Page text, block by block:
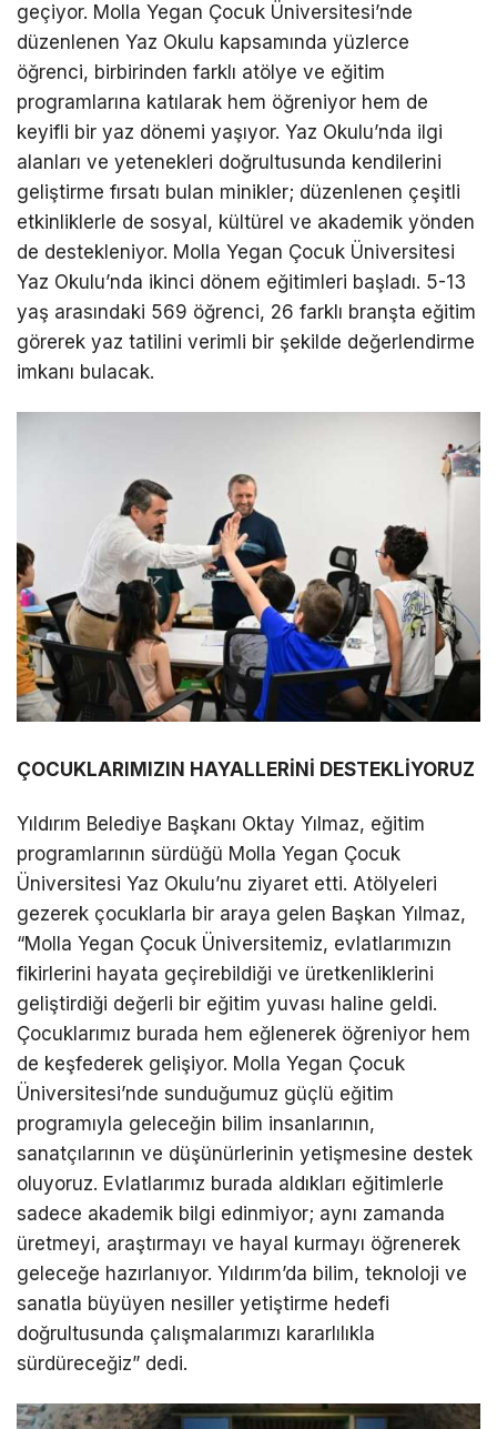
geçiyor. Molla Yegan Çocuk Üniversitesi’nde
düzenlenen Yaz Okulu kapsamında yüzlerce
öğrenci, birbirinden farklı atölye ve eğitim
programlarına katılarak hem öğreniyor hem de
keyifli bir yaz dönemi yaşıyor. Yaz Okulu’nda ilgi
alanları ve yetenekleri doğrultusunda kendilerini
geliştirme fırsatı bulan minikler; düzenlenen çeşitli
etkinliklerle de sosyal, kültürel ve akademik yönden
de destekleniyor. Molla Yegan Çocuk Üniversitesi
Yaz Okulu’nda ikinci dönem eğitimleri başladı. 5-13
yaş arasındaki 569 öğrenci, 26 farklı branşta eğitim
görerek yaz tatilini verimli bir şekilde değerlendirme
imkanı bulacak.
ÇOCUKLARIMIZIN HAYALLERİNİ DESTEKLİYORUZ
Yıldırım Belediye Başkanı Oktay Yılmaz, eğitim
programlarının sürdüğü Molla Yegan Çocuk
Üniversitesi Yaz Okulu’nu ziyaret etti. Atölyeleri
gezerek çocuklarla bir araya gelen Başkan Yılmaz,
“Molla Yegan Çocuk Üniversitemiz, evlatlarımızın
fikirlerini hayata geçirebildiği ve üretkenliklerini
geliştirdiği değerli bir eğitim yuvası haline geldi.
Çocuklarımız burada hem eğlenerek öğreniyor hem
de keşfederek gelişiyor. Molla Yegan Çocuk
Üniversitesi’nde sunduğumuz güçlü eğitim
programıyla geleceğin bilim insanlarının,
sanatçılarının ve düşünürlerinin yetişmesine destek
oluyoruz. Evlatlarımız burada aldıkları eğitimlerle
sadece akademik bilgi edinmiyor; aynı zamanda
üretmeyi, araştırmayı ve hayal kurmayı öğrenerek
geleceğe hazırlanıyor. Yıldırım’da bilim, teknoloji ve
sanatla büyüyen nesiller yetiştirme hedefi
doğrultusunda çalışmalarımızı kararlılıkla
sürdüreceğiz” dedi.